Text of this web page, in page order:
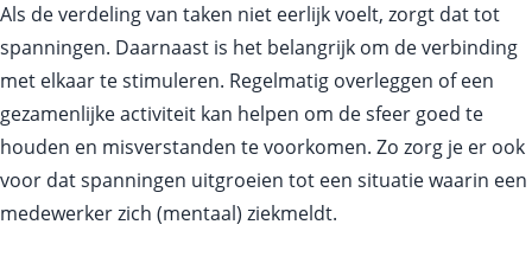
Als de verdeling van taken niet eerlijk voelt, zorgt dat tot
spanningen. Daarnaast is het belangrijk om de verbinding
met elkaar te stimuleren. Regelmatig overleggen of een
gezamenlijke activiteit kan helpen om de sfeer goed te
houden en misverstanden te voorkomen. Zo zorg je er ook
voor dat spanningen uitgroeien tot een situatie waarin een
medewerker zich (mentaal) ziekmeldt.